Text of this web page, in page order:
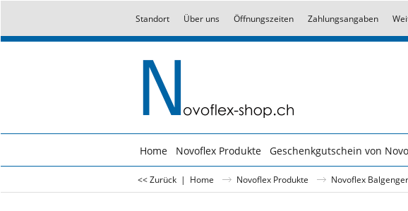
Standort Über uns Öffnungszeiten Zahlungsangaben
Home Novoflex Produkte Geschenkgutschein von
<< Zurück | Home Novoflex Produkte Novoflex